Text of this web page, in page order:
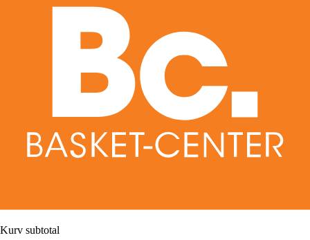
Kurv subtotal